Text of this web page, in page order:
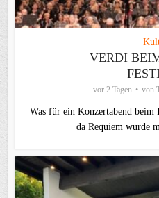
VERDI
vor 2 Tagen von
Was für ein Konzertabend
da Requiem wurde